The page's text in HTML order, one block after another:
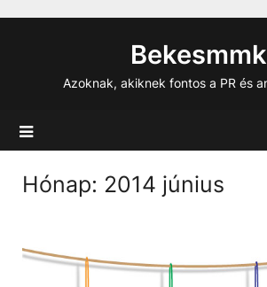
Bekesmmk
Azoknak, akiknek fontos a PR és
Hónap: 2014 június